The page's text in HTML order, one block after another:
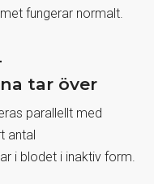
fungerar normalt.
tar över
parallellt med
antal
i blodet i inaktiv form.